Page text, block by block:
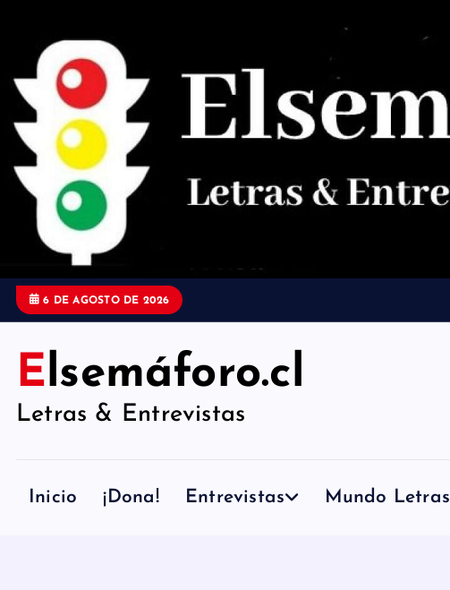
n
6 DE AGOSTO DE 2026
Elsemáforo.cl
Letras & Entrevistas
Inicio ¡Dona! Entrevistas Mundo Letras